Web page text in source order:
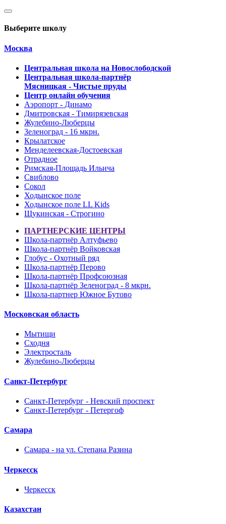
Выберите школу
Москва
Центральная школа на Новослободской
Центральная школа-партнёр
Мясницкая - Чистые пруды
Центр онлайн обучения
Аэропорт - Динамо
Дмитровская - Тимирязевская
Жулебино-Люберцы
Зеленоград - 16 мкрн.
Крылатское
Менделеевская-Достоевская
Отрадное
Римская-Площадь Ильича
Свиблово
Сокол
Ходынское поле
Ходынское поле LL Kids
Щукинская - Строгино
ПАРТНЕРСКИЕ ЦЕНТРЫ
Школа-партнёр Алтуфьево
Школа-партнёр Войковская
Глобус - Охотный ряд
Школа-партнёр Перово
Школа-партнёр Профсоюзная
Школа-партнёр Зеленоград - 8 мкрн.
Школа-партнер Южное Бутово
Московская область
Мытищи
Сходня
Электросталь
Жулебино-Люберцы
Санкт-Петербург
Санкт-Петербург - Невский проспект
Санкт-Петербург - Петергоф
Самара
Самара - на ул. Степана Разина
Черкесск
Черкесск
Казахстан